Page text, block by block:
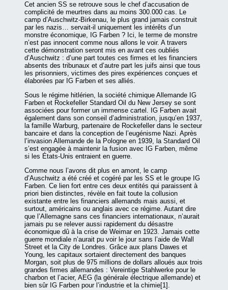
Cet ancien SS se retrouve sous le chef d’accusation de
complicité de meurtres dans au moins 300.000 cas. Le
camp d’Auschwitz-Birkenau, le plus grand jamais construit
par les nazis… servait-il uniquement les intérêts d’un
monstre économique, IG Farben ? Ici, le terme de monstre
n’est pas innocent comme nous allons le voir. A travers
cette démonstration seront mis en avant ces oubliés
d’Auschwitz : d’une part toutes ces firmes et les financiers
absents des tribunaux et d’autre part les juifs ainsi que tous
les prisonniers, victimes des pires expériences conçues et
élaborées par IG Farben et ses alliés.
Sous le régime hitlérien, la société chimique Allemande IG
Farben et Rockefeller Standard Oil du New Jersey se sont
associées pour former un immense cartel. IG Farben avait
également dans son conseil d’administration, jusqu’en 1937,
la famille Warburg, partenaire de Rockefeller dans le secteur
bancaire et dans la conception de l’eugénisme Nazi. Après
l’invasion Allemande de la Pologne en 1939, la Standard Oil
s’est engagée à maintenir la fusion avec IG Farben, même
si les États-Unis entraient en guerre.
Comme nous l’avons dit plus en amont, le camp
d’Auschwitz a été créé et cogéré par les SS et le groupe IG
Farben. Ce lien fort entre ces deux entités qui paraissent à
priori bien distinctes, révèle en fait toute la collusion
existante entre les financiers allemands mais aussi, et
surtout, américains ou anglais avec ce régime. Autant dire
que l’Allemagne sans ces financiers internationaux, n’aurait
jamais pu se relever aussi rapidement du désastre
économique dû à la crise de Weimar en 1923. Jamais cette
guerre mondiale n’aurait pu voir le jour sans l’aide de Wall
Street et la City de Londres. Grâce aux plans Dawes et
Young, les capitaux sortaient directement des banques
Morgan, soit plus de 975 millions de dollars alloués aux trois
grandes firmes allemandes : Vereintige Stahlwerke pour le
charbon et l’acier, AEG (la générale électrique allemande) et
bien sûr IG Farben pour l’industrie et la chimie[1].